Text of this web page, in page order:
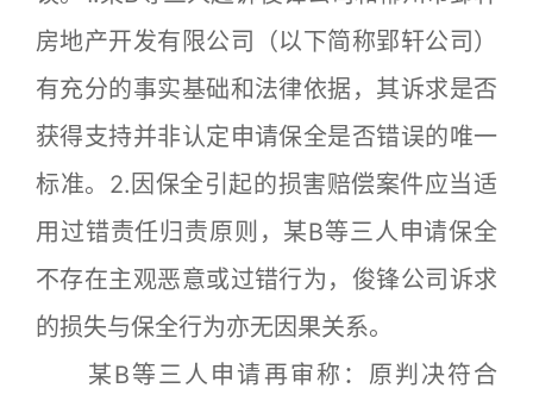
房地产开发有限公司（以下简称郢轩公司）
有充分的事实基础和法律依据，其诉求是否
获得支持并非认定申请保全是否错误的唯一
标准。2.因保全引起的损害赔偿案件应当适
用过错责任归责原则，某B等三人申请保全
不存在主观恶意或过错行为，俊锋公司诉求
的损失与保全行为亦无因果关系。
某B等三人申请再审称：原判决符合